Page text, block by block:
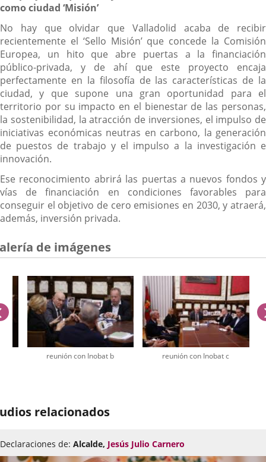
como ciudad ‘Misión’
No hay que olvidar que Valladolid acaba de recibir
recientemente el ‘Sello Misión’ que concede la Comisión
Europea, un hito que abre puertas a la financiación
público-privada, y de ahí que este proyecto encaja
perfectamente en la filosofía de las características de la
ciudad, y que supone una gran oportunidad para el
territorio por su impacto en el bienestar de las personas,
la sostenibilidad, la atracción de inversiones, el impulso de
iniciativas económicas neutras en carbono, la generación
de puestos de trabajo y el impulso a la investigación e
innovación.
Ese reconocimiento abrirá las puertas a nuevos fondos y
vías de financiación en condiciones favorables para
conseguir el objetivo de cero emisiones en 2030, y atraerá,
además, inversión privada.
de imágenes
reunión con Inobat b reunión con Inobat c
anterior
relacionados
Declaraciones de: Alcalde, Jesús Julio Carnero